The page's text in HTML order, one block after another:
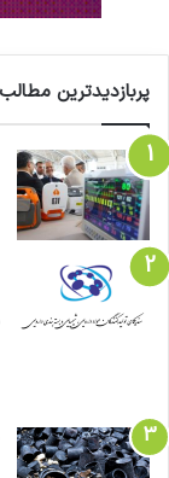
پربازدیدترین مطالب